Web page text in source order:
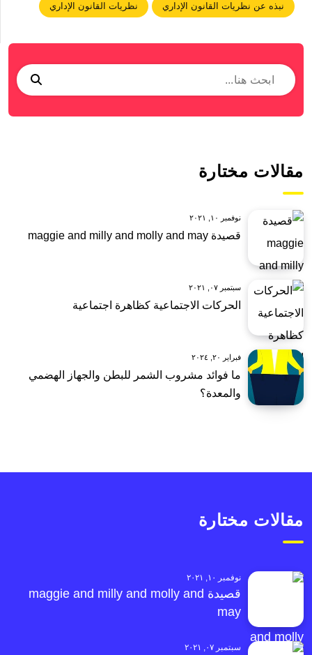
نبذه عن نظريات القانون الإداري نظريات القانون الإداري
مقالات مختارة
نوفمبر ١٠, ٢٠٢١
قصيدة maggie and milly and molly and may
سبتمبر ٠٧, ٢٠٢١
الحركات الاجتماعية كظاهرة اجتماعية
فبراير ٢٠, ٢٠٢٤
ما فوائد مشروب الشمر للبطن والجهاز الهضمي
والمعدة؟
مقالات مختارة
نوفمبر ١٠, ٢٠٢١
قصيدة maggie and milly and molly and
may
سبتمبر ٠٧, ٢٠٢١